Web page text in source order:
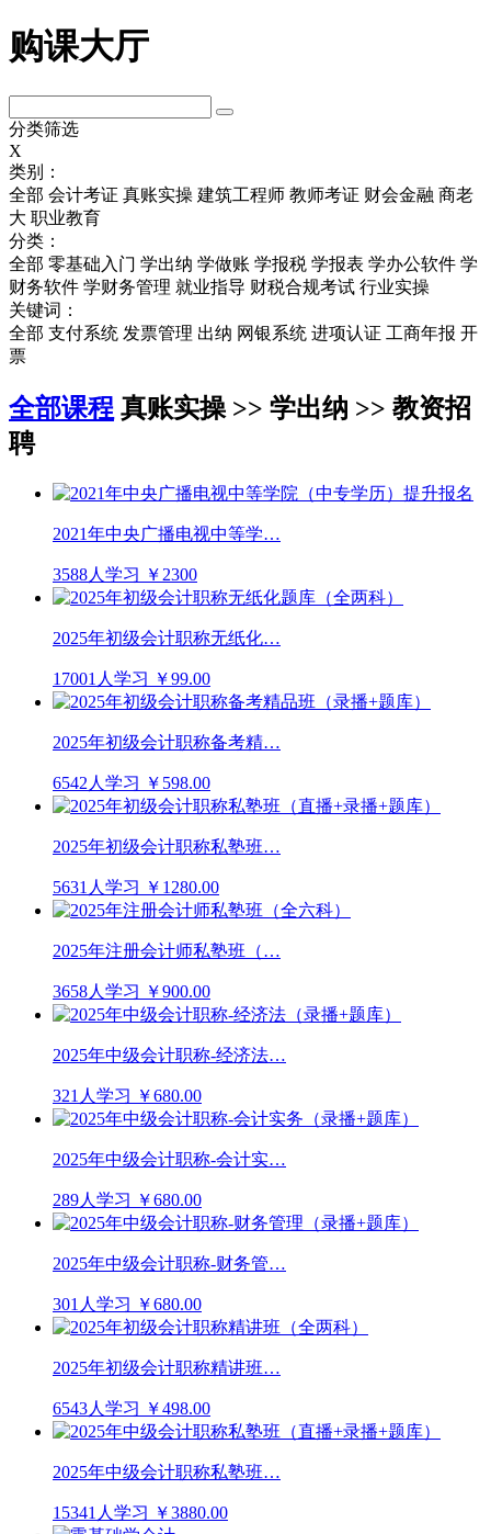
购课大厅
分类筛选
X
类别：
全部 会计考证 真账实操 建筑工程师 教师考证 财会金融 商老
大 职业教育
分类：
全部 零基础入门 学出纳 学做账 学报税 学报表 学办公软件 学
财务软件 学财务管理 就业指导 财税合规考试 行业实操
关键词：
全部 支付系统 发票管理 出纳 网银系统 进项认证 工商年报 开
票
全部课程 真账实操 >> 学出纳 >> 教资招
聘
2021年中央广播电视中等学…
3588人学习 ￥2300
2025年初级会计职称无纸化…
17001人学习 ￥99.00
2025年初级会计职称备考精…
6542人学习 ￥598.00
2025年初级会计职称私塾班…
5631人学习 ￥1280.00
2025年注册会计师私塾班（…
3658人学习 ￥900.00
2025年中级会计职称-经济法…
321人学习 ￥680.00
2025年中级会计职称-会计实…
289人学习 ￥680.00
2025年中级会计职称-财务管…
301人学习 ￥680.00
2025年初级会计职称精讲班…
6543人学习 ￥498.00
2025年中级会计职称私塾班…
15341人学习 ￥3880.00